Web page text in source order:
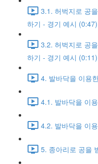
3.1. 허벅지로 공
하기 - 경기 예시 (0:47)
3.2. 허벅지로 공
하기 - 경기 예시 (0:11)
4. 발바닥을 이용
4.1. 발바닥을 이
4.2. 발바닥을 이
5. 종아리로 공을